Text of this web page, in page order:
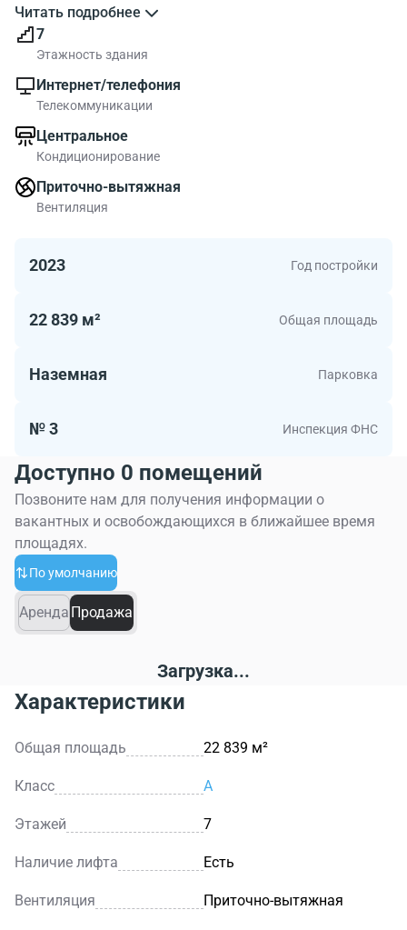
с жилыми домами и нижний город, где расположен
новый социокультурный кластер. Верхний город — это
восемь жилых домов, квартиры в которых
предлагаются с отделкой, оборудованными кухнями и
ванными комнатами. В исторических зданиях
качественной жизни: фермерские магазины,
рестораны, образовательный центр, художественные
мастерские, спортивные студии, школы изучения
иностранных языков, детский сад и подогреваемый
Читать подробнее
7
Этажность здания
Интернет/телефония
Телекоммуникации
Центральное
Кондиционирование
Приточно-вытяжная
Вентиляция
2023 Год постройки
22 839 м² Общая площадь
Наземная Парковка
№ 3 Инспекция ФНС
Доступно 0 помещений
Позвоните нам для получения информации о
вакантных и освобождающихся в ближайшее время
площадях.
По умолчанию
Аренда Продажа
Загрузка...
Характеристики
Общая площадь 22 839 м²
Класс A
Этажей 7
Наличие лифта Есть
Вентиляция Приточно-вытяжная